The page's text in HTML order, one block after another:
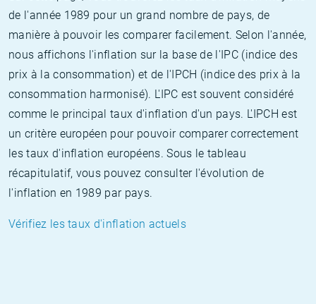
de l'année 1989 pour un grand nombre de pays, de
manière à pouvoir les comparer facilement. Selon l'année,
nous affichons l'inflation sur la base de l'IPC (indice des
prix à la consommation) et de l'IPCH (indice des prix à la
consommation harmonisé). L'IPC est souvent considéré
comme le principal taux d'inflation d'un pays. L'IPCH est
un critère européen pour pouvoir comparer correctement
les taux d'inflation européens. Sous le tableau
récapitulatif, vous pouvez consulter l'évolution de
l'inflation en 1989 par pays.
Vérifiez les taux d'inflation actuels